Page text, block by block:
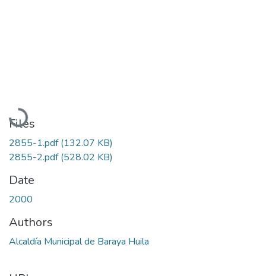
Loading...
Files
2855-1.pdf(132.07 KB)
2855-2.pdf(528.02 KB)
Date
2000
Authors
Alcaldía Municipal de Baraya Huila